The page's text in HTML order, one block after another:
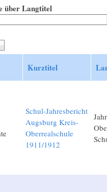
über Langtitel
Kurztitel
Schul-Jahresbericht
Augsburg Kreis-
Oberrealschule
1911/1912